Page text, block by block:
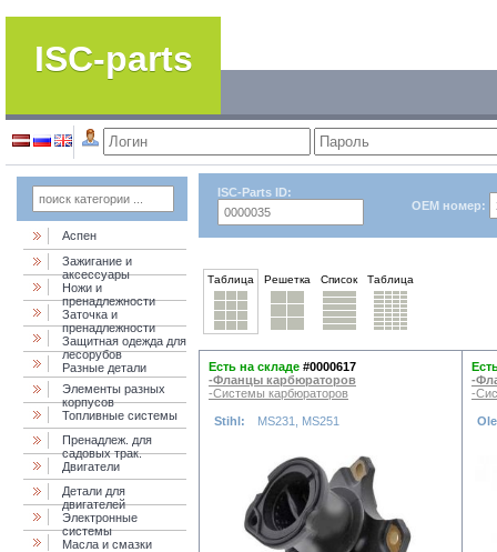
ISC-parts
Аспен
Зажигание и
аксессуары
Ножи и
пренадлежности
Заточка и
пренадлежности
Защитная одежда для
лесорубов
Разные детали
Элементы разных
корпусов
Топливные системы
Пренадлеж. для
садовых трак.
Двигатели
Детали для
двигателей
Электронные
системы
Масла и смазки
ISC-Parts ID:
OEM номер:
Таблица Решетка Список Таблица
Есть на складе #0000617
-Фланцы карбюраторов
-Системы карбюраторов
Stihl: MS231, MS251
-
-